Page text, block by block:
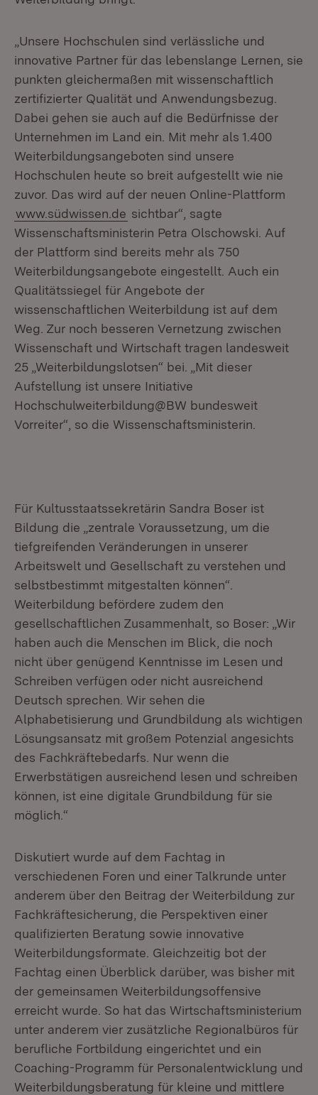
„Unsere Hochschulen sind verlässliche und
innovative Partner für das lebenslange Lernen, sie
punkten gleichermaßen mit wissenschaftlich
zertifizierter Qualität und Anwendungsbezug.
Dabei gehen sie auch auf die Bedürfnisse der
Unternehmen im Land ein. Mit mehr als 1.400
Weiterbildungsangeboten sind unsere
Hochschulen heute so breit aufgestellt wie nie
zuvor. Das wird auf der neuen Online-Plattform
www.südwissen.de sichtbar“, sagte
Wissenschaftsministerin Petra Olschowski. Auf
der Plattform sind bereits mehr als 750
Weiterbildungsangebote eingestellt. Auch ein
Qualitätssiegel für Angebote der
wissenschaftlichen Weiterbildung ist auf dem
Weg. Zur noch besseren Vernetzung zwischen
Wissenschaft und Wirtschaft tragen landesweit
25 „Weiterbildungslotsen“ bei. „Mit dieser
Aufstellung ist unsere Initiative
Hochschulweiterbildung@BW bundesweit
Vorreiter“, so die Wissenschaftsministerin.
Für Kultusstaatssekretärin Sandra Boser ist
Bildung die „zentrale Voraussetzung, um die
tiefgreifenden Veränderungen in unserer
Arbeitswelt und Gesellschaft zu verstehen und
selbstbestimmt mitgestalten können“.
Weiterbildung befördere zudem den
gesellschaftlichen Zusammenhalt, so Boser: „Wir
haben auch die Menschen im Blick, die noch
nicht über genügend Kenntnisse im Lesen und
Schreiben verfügen oder nicht ausreichend
Deutsch sprechen. Wir sehen die
Alphabetisierung und Grundbildung als wichtigen
Lösungsansatz mit großem Potenzial angesichts
des Fachkräftebedarfs. Nur wenn die
Erwerbstätigen ausreichend lesen und schreiben
können, ist eine digitale Grundbildung für sie
möglich.“
Diskutiert wurde auf dem Fachtag in
verschiedenen Foren und einer Talkrunde unter
anderem über den Beitrag der Weiterbildung zur
Fachkräftesicherung, die Perspektiven einer
qualifizierten Beratung sowie innovative
Weiterbildungsformate. Gleichzeitig bot der
Fachtag einen Überblick darüber, was bisher mit
der gemeinsamen Weiterbildungsoffensive
erreicht wurde. So hat das Wirtschaftsministerium
unter anderem vier zusätzliche Regionalbüros für
berufliche Fortbildung eingerichtet und ein
Coaching-Programm für Personalentwicklung und
Weiterbildungsberatung für kleine und mittlere